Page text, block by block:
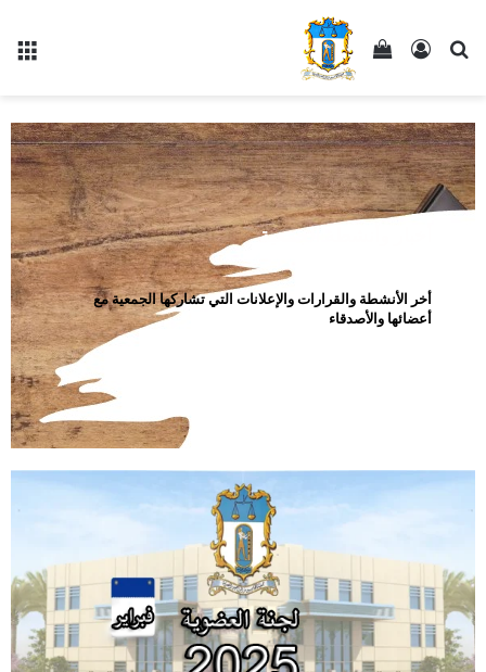
أخبار وأنشطة الجمعية
أخر الأنشطة والقرارات والإعلانات التي تشاركها الجمعية مع
أعضائها والأصدقاء